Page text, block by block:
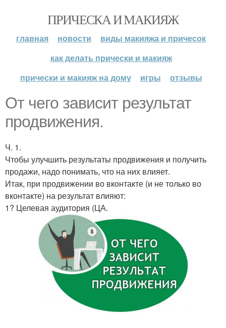
ПРИЧЕСКА И МАКИЯЖ
главная новости
виды макияжа и причесок
как делать прически и макияж
прически и макияж на дому
игры отзывы
От чего зависит результат
продвижения.
Ч. 1.
Чтобы улучшить результаты продвижения и получить
продажи, надо понимать, что на них влияет.
Итак, при продвижении во вконтакте (и не только во
вконтакте) на результат влияют:
1? Целевая аудитория (ЦА.